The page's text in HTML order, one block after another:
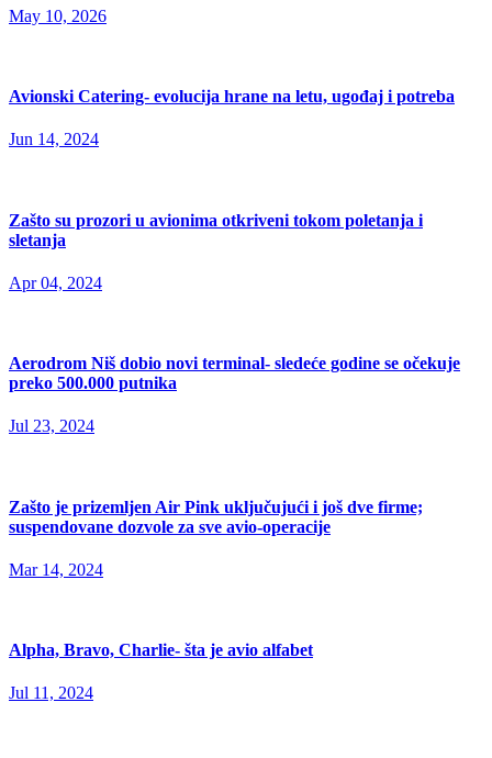
May 10, 2026
Avionski Catering- evolucija hrane na letu, ugođaj i potreba
Jun 14, 2024
Zašto su prozori u avionima otkriveni tokom poletanja i
sletanja
Apr 04, 2024
Aerodrom Niš dobio novi terminal- sledeće godine se očekuje
preko 500.000 putnika
Jul 23, 2024
Zašto je prizemljen Air Pink uključujući i još dve firme;
suspendovane dozvole za sve avio-operacije
Mar 14, 2024
Alpha, Bravo, Charlie- šta je avio alfabet
Jul 11, 2024